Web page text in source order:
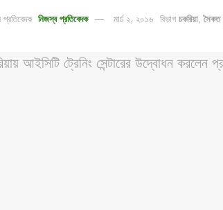
নিজস্ব প্রতিবেদক মার্চ ২, ২০১৬ বিভাগ চকরিয়া ,সৈকত